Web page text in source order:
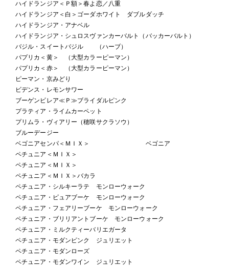
ハイドランジア＜Ｐ額＞春よ恋／八重
ハイドランジア＜白＞ゴーダホワイト ダブルダッチ
ハイドランジア・アナベル
ハイドランジア・シュロスヴァンカーバルト（バッカーバルト）
バジル・スイートバジル （ハーブ）
パプリカ＜黄＞ （大型カラーピーマン）
パプリカ＜赤＞ （大型カラーピーマン）
ピーマン・京みどり
ビデンス・レモンサワー
ブーゲンビレア≪Ｐ≫ブライダルピンク
プラティア・ライムカーペット
プリムラ・ヴィアリー（穂咲サクラソウ）
ブルーデージー
ベゴニアセンパ＜ＭＩＸ＞ ベゴニア
ペチュニア＜ＭＩＸ＞
ペチュニア＜ＭＩＸ＞
ペチュニア＜ＭＩＸ＞バカラ
ペチュニア・シルキーラテ モンローウォーク
ペチュニア・ピュアブーケ モンローウォーク
ペチュニア・フェアリーブーケ モンローウォーク
ペチュニア・ブリリアントブーケ モンローウォーク
ペチュニア・ミルクティーバリエガータ
ペチュニア・モダンピンク ジュリエット
ペチュニア・モダンローズ
ペチュニア・モダンワイン ジュリエット